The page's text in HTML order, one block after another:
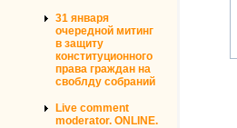
31 января
очередной митинг
в защиту
конституционного
права граждан на
своблду собраний
Live comment
moderator. ONLINE.